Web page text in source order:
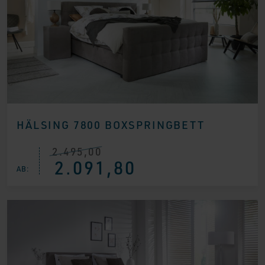
HÄLSING 7800 BOXSPRINGBETT
AB:
2.495,00
Ursprünglicher
Preis
war:
2.091,80
Aktueller
Preis
ist: